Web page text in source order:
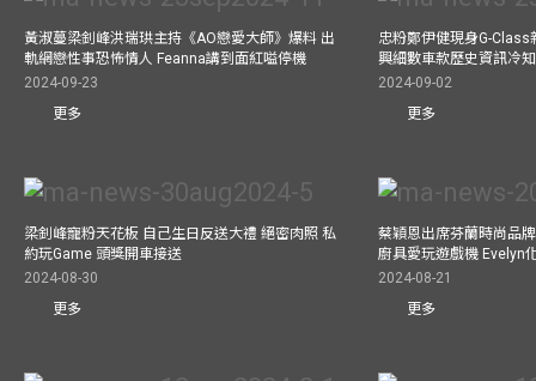
黃淑蔓梁釗峰洪瑞珙主持《AO戀愛大師》爆料 出
軌網戀性事恐怖情人 Feanna講到面紅嗌停機
2024-09-23
更多
忠粉鄭伊健現身G-
興細數車款歷史資訊冷
2024-09-02
更多
梁釗峰寵粉天花板 自己生日反送大禮 絕密肉照 私
約玩Game 頭獎開車接送
2024-08-30
更多
蔡穎恩出席芬蘭時尚品
廚具愛玩遊戲機 Evelyn
2024-08-21
更多